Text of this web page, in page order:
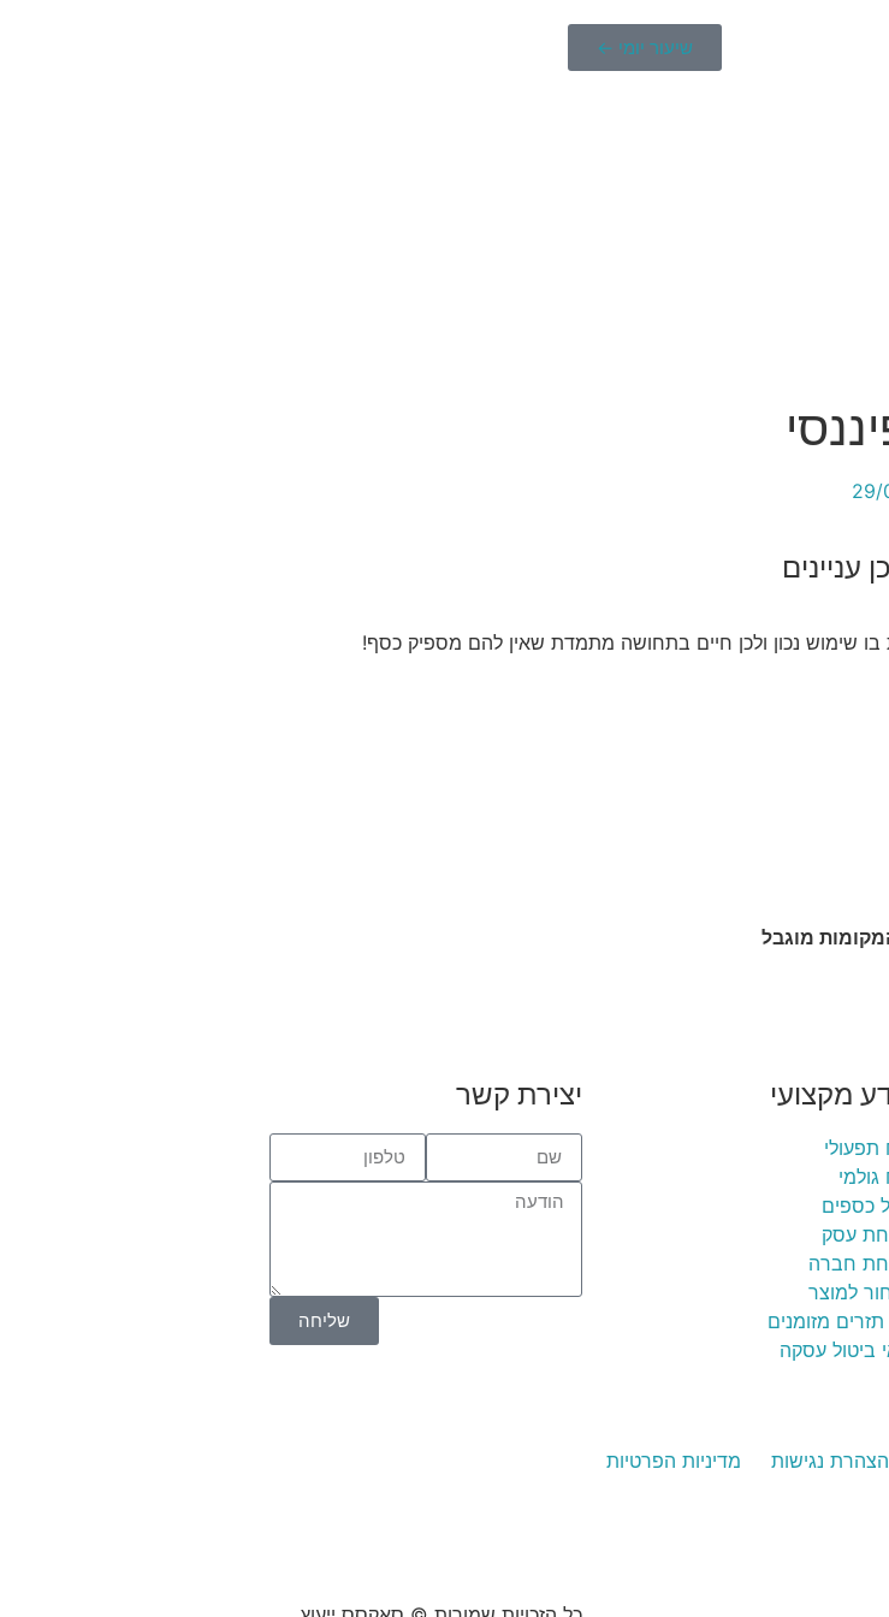
שיעור יומי ←
29/
עניינים
שימוש נכון ולכן חיים בתחושה מתמדת שאין להם מספיק כסף!
מוגבל
מקצועי
תפעולי
גולמי
כספים
עסק
חברה
למוצר
מזומנים
ביטול עסקה
יצירת קשר
שליחה
הצהרת נגישות מדיניות הפרטיות